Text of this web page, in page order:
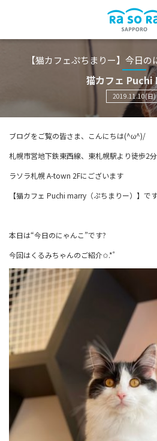
【猫カフェぷちまりー】今日
猫カフェ
2019.11.10(日)
ブログをご覧の皆さま、こんにちは(^ω^)/
札幌市営地下鉄東西線、東札幌駅より徒歩2
ラソラ札幌 A-town 2Fにございます
【猫カフェ Puchi marry（ぷちまりー）】で
本日は“今日のにゃんこ”です?
今回はくるみちゃんのご紹介✩.*˚